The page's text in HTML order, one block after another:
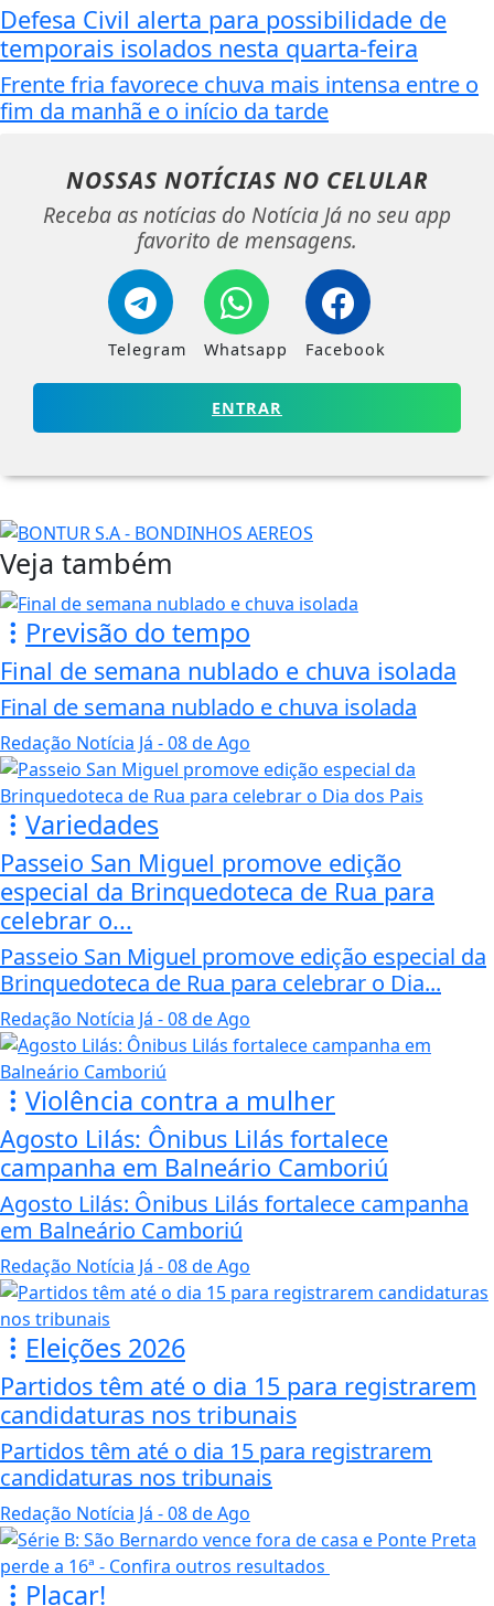
Defesa Civil alerta para possibilidade de
temporais isolados nesta quarta-feira
Frente fria favorece chuva mais intensa entre o
fim da manhã e o início da tarde
NOSSAS NOTÍCIAS NO CELULAR
Receba as notícias do Notícia Já no seu app
favorito de mensagens.
Telegram Whatsapp Facebook
ENTRAR
Veja também
Previsão do tempo
Final de semana nublado e chuva isolada
Final de semana nublado e chuva isolada
Redação Notícia Já - 08 de Ago
Variedades
Passeio San Miguel promove edição
especial da Brinquedoteca de Rua para
celebrar o...
Passeio San Miguel promove edição especial da
Brinquedoteca de Rua para celebrar o Dia...
Redação Notícia Já - 08 de Ago
Violência contra a mulher
Agosto Lilás: Ônibus Lilás fortalece
campanha em Balneário Camboriú
Agosto Lilás: Ônibus Lilás fortalece campanha
em Balneário Camboriú
Redação Notícia Já - 08 de Ago
Eleições 2026
Partidos têm até o dia 15 para registrarem
candidaturas nos tribunais
Partidos têm até o dia 15 para registrarem
candidaturas nos tribunais
Redação Notícia Já - 08 de Ago
Placar!